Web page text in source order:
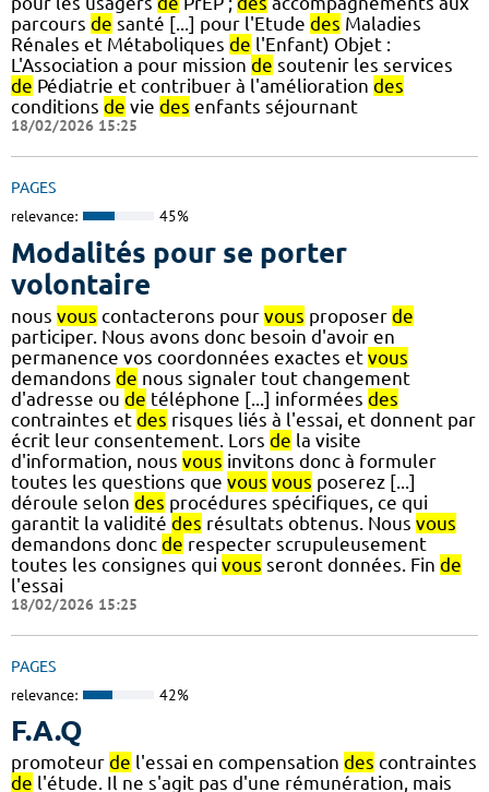
parcours de santé [...] pour l'Etude des Maladies
Rénales et Métaboliques de l'Enfant) Objet :
L'Association a pour mission de soutenir les services
de Pédiatrie et contribuer à l'amélioration des
conditions de vie des enfants séjournant
18/02/2026 15:25
PAGES
relevance: 45%
Modalités pour se porter
volontaire
nous vous contacterons pour vous proposer de
participer. Nous avons donc besoin d'avoir en
permanence vos coordonnées exactes et vous
demandons de nous signaler tout changement
d'adresse ou de téléphone [...] informées des
contraintes et des risques liés à l'essai, et donnent par
écrit leur consentement. Lors de la visite
d'information, nous vous invitons donc à formuler
toutes les questions que vous vous poserez [...]
déroule selon des procédures spécifiques, ce qui
garantit la validité des résultats obtenus. Nous vous
demandons donc de respecter scrupuleusement
toutes les consignes qui vous seront données. Fin de
l'essai
18/02/2026 15:25
PAGES
relevance: 42%
F.A.Q
promoteur de l'essai en compensation des contraintes
de l'étude. Il ne s'agit pas d'une rémunération, mais